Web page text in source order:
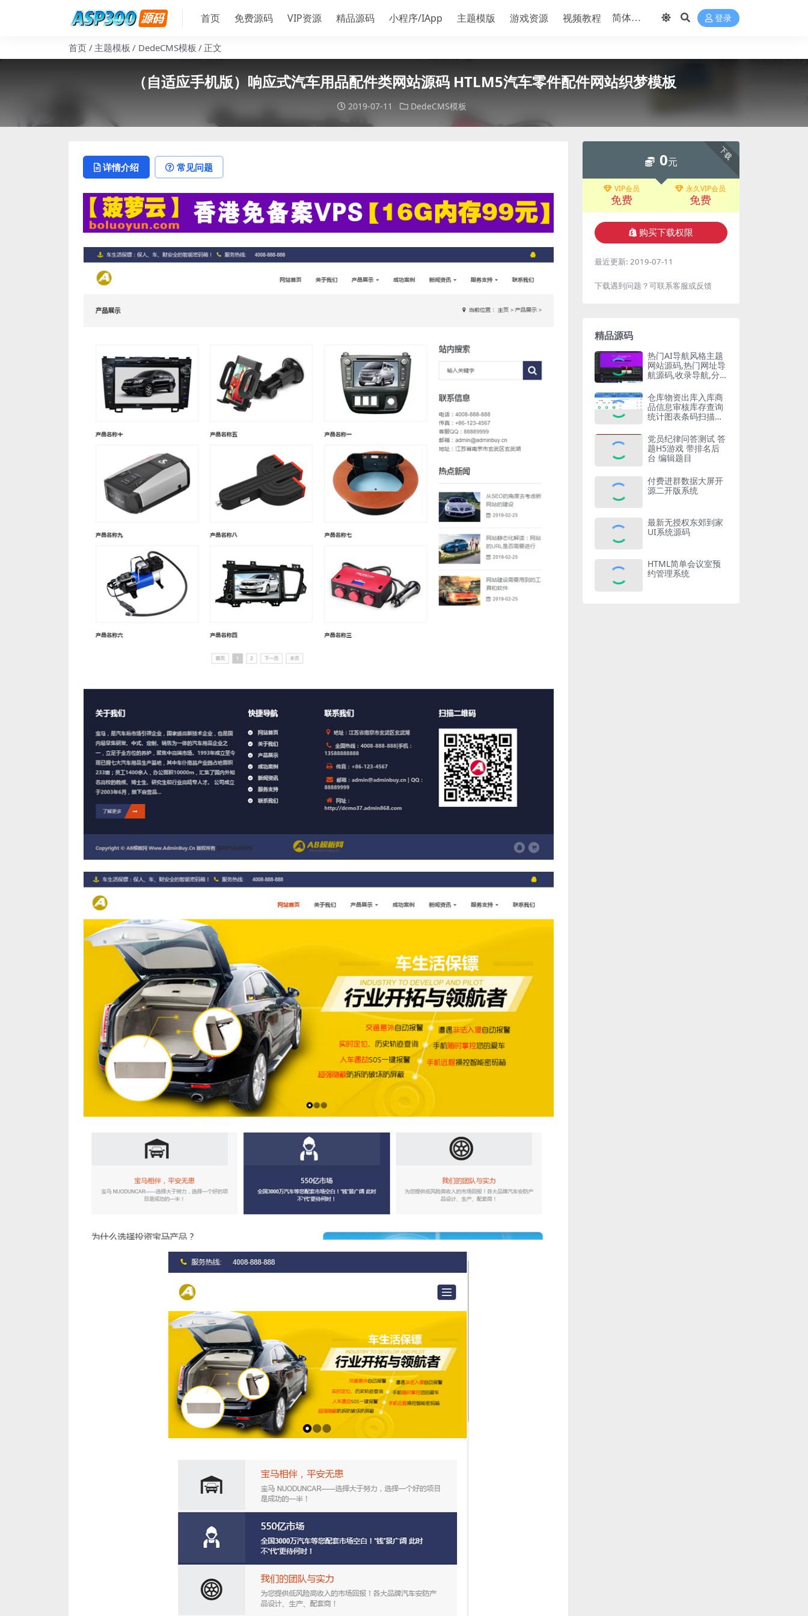
首页 免费源码 VIP资源 精品源码 小程序/IApp 主题模版 游戏资源 视频教程 登录
首页 主题模板 DedeCMS模板 正文
（自适应手机版）响应式汽车用品配件类网站源码 HTLM5汽车零件配件网站织梦模板
2019-07-11 DedeCMS模板
详情介绍 常见问题
下载
0元
VIP会员
免费
永久VIP会员
免费
购买下载权限
最近更新: 2019-07-11
下载遇到问题？可联系客服或反馈
精品源码
热门AI导航风格主题
网站源码,热门网址导
航源码,收录导航,分
源码
仓库物资出库入库商
品信息审核库存查询
统计图表条码扫描管
党员纪律问答测试 答
题H5游戏 带排名后
台 编辑题目
付费进群数据大屏开
源二开版系统
最新无授权东郊到家
UI系统源码
HTML简单会议室预
约管理系统